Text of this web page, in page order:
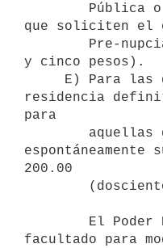
que soliciten el
y cinco pesos).
residencia
para
espontáneamente
200.00
facultado para